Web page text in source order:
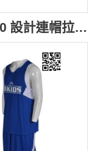
WTV130 設計連帽拉鏈運動裙裝 網球裙 網球連身裙 羽毛球 女子短袖 網球服 供應金屬拉鏈運動裙裝 製造短袖運動裙裝 運動裝專門店 黑色